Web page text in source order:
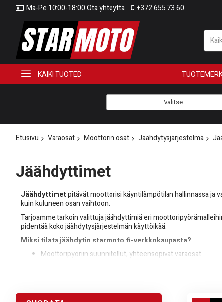
Ma-Pe 10:00-18:00 Ota yhteyttä +372 655 73 60
KAIKI TUOTED
Valitse ...
Etusivu Varaosat Moottorin osat Jäähdytysjärjestelmä
Jäähdyttimet
Jäähdyttimetpitävät moottorisi käyntilämpötilan hallinnassa ja
kuin kuluneen osan vaihtoon.
Tarjoamme tarkoin valittuja jäähdyttimiä eri
pidentää koko jäähdytysjärjestelmän käyttöikää.
Miksi tilata jäähdytin starmoto.fi-verkkokaupasta?
Moottoripyöriin suunnitellut, yhteensopivat varaosat